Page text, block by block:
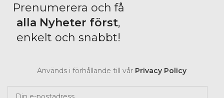
Prenumerera och få
alla Nyheter först,
enkelt och snabbt!
Används i förhållande till vår Privacy Policy